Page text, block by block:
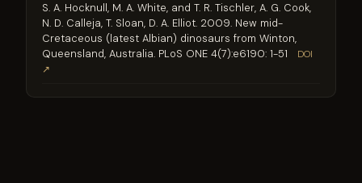
S. A. Hocknull, M. A. White, and T. R. Tischler, A. G. Cook,
N. D. Calleja, T. Sloan, D. A. Elliot. 2009. New mid-
Cretaceous (latest Albian) dinosaurs from Winton,
Queensland, Australia. PLoS ONE 4(7):e6190: 1-51
DOI
↗